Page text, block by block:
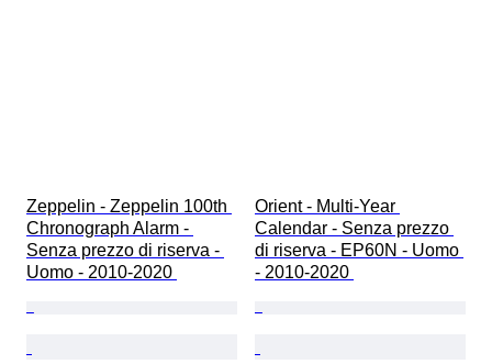
Zeppelin - Zeppelin 100th
Chronograph Alarm -
Senza prezzo di riserva -
Uomo - 2010-2020
Orient - Multi-Year
Calendar - Senza prezzo
di riserva - EP60N - Uomo
- 2010-2020